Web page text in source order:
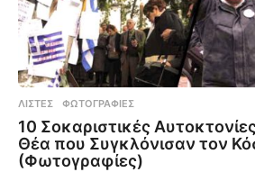
ΛΊΣΤΕΣ ,ΦΩΤΟΓΡΑΦΊΕΣ
10 Σοκαριστικές
Θέα που Συγκλόνισαν τον
(Φωτογραφίες)